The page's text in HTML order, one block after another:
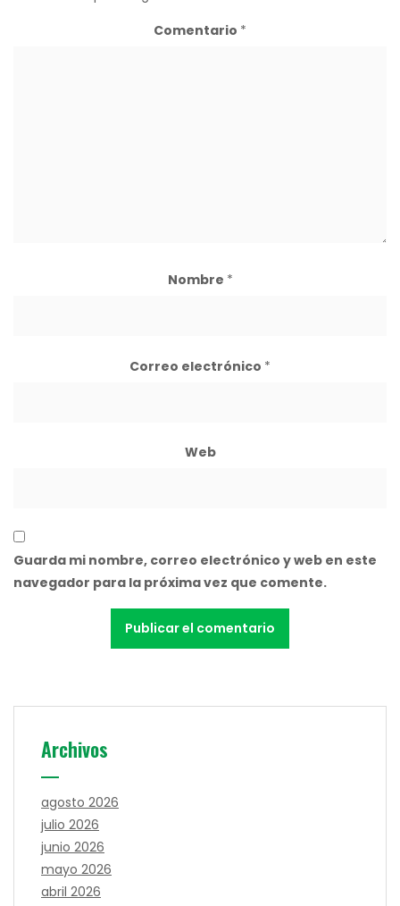
Comentario *
Nombre *
Correo electrónico *
Web
Guarda mi nombre, correo electrónico y web en este
navegador para la próxima vez que comente.
Archivos
agosto 2026
julio 2026
junio 2026
mayo 2026
abril 2026